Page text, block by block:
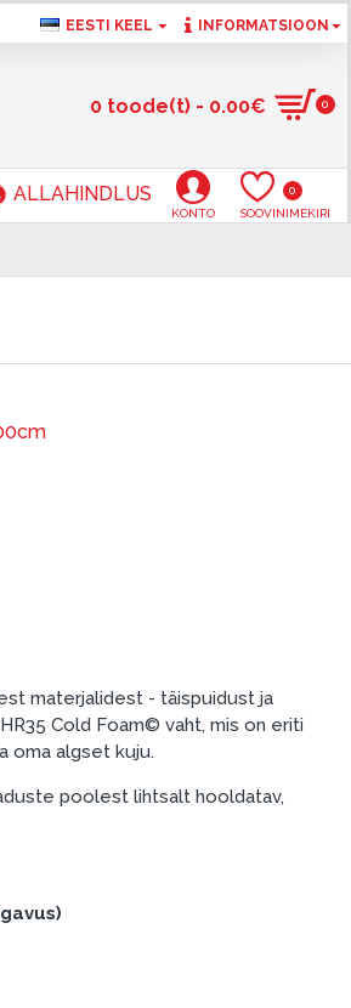
EESTI KEEL INFORMATSIOON
0 toode(t) - 0.00€ 0
ALLAHINDLUS
KONTO SOOVINIMEKIRI
0
materjalidest - täispuidust ja
Cold Foam© vaht, mis on eriti
oma algset kuju.
poolest lihtsalt hooldatav,